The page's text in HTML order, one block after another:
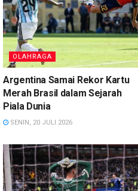
OLAHRAGA
Argentina Samai Rekor Kartu
Merah Brasil dalam Sejarah
Piala Dunia
SENIN, 20 JULI 2026